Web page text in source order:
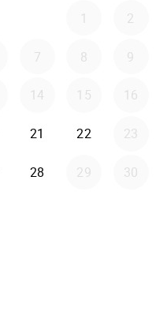
1 2
7 8 9
14 15 16
21 22 23
28 29 30